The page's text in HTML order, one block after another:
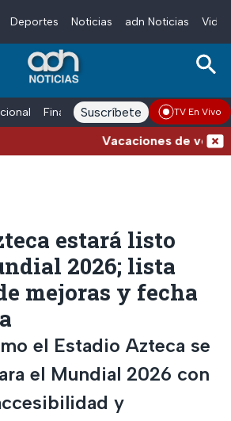
Deportes Noticias adn Noticias
Finanzas adn Noticias Radio
Suscríbete TV En Vivo
Vacaciones de verano
estará listo
2026; lista
mejoras y fecha
el Estadio Azteca se
el Mundial 2026 con
y